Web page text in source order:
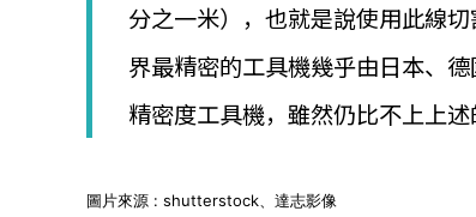
權
顧
問
│
專
局
分之一米），也就是說使用此線
界最精密的工具機幾乎由日本、
精密度工具機，雖然仍比不上上
圖片來源 : shutterstock、達志影像